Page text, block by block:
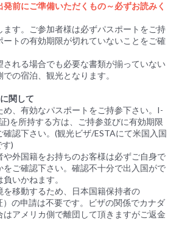
前にご準備いただくもの～必ずお読みく
ます。ご参加者様は必ずパスポートをご持
ートの有効期限が切れていないことをご確
される場合でも必要な書類が揃っていない
の宿泊、観光となります。
関して
め、有効なパスポートをご持参下さい。I-
)を所持する方は、ご持参並びに有効期限
確認下さい。(観光ビザ/ESTAにて米国入国
)
や外国籍をお持ちのお客様は必ずご自身で
をご確認下さい。確認不十分で出入国がで
いかねます。
を移動するため、日本国籍保持者の
の申請は不要です。ビザの関係でカナダ
はアメリカ側で離団して頂きますがご返金